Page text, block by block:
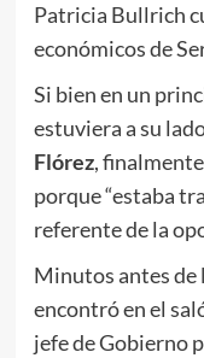
Patricia Bullrich
económicos de
Si bien en un
estuviera a su
Flórez,
porque “estaba
referente de la
Minutos antes de
encontró en el
jefe de Gobierno